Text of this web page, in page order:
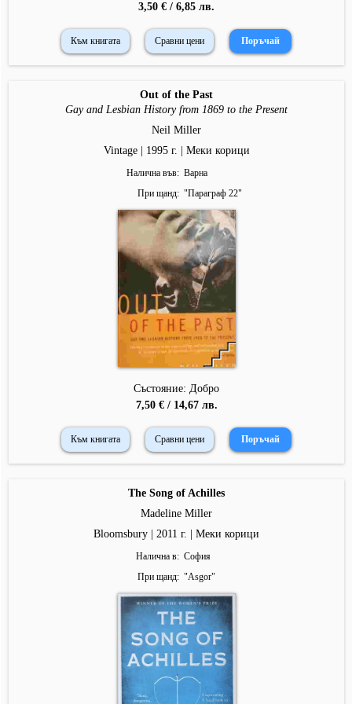
3,50 € / 6,85 лв.
Към книгата Сравни цени
Out of the Past
Gay and Lesbian History from 1869 to the Present
Neil Miller
Vintage | 1995 г. | Меки корици
Налична във
Варна
При щанд
"Параграф 22"
Състояние: Добро
7,50 € / 14,67 лв.
Към книгата Сравни цени
The Song of Achilles
Madeline Miller
Bloomsbury | 2011 г. | Меки корици
Налична в
София
При щанд
"Asgor"